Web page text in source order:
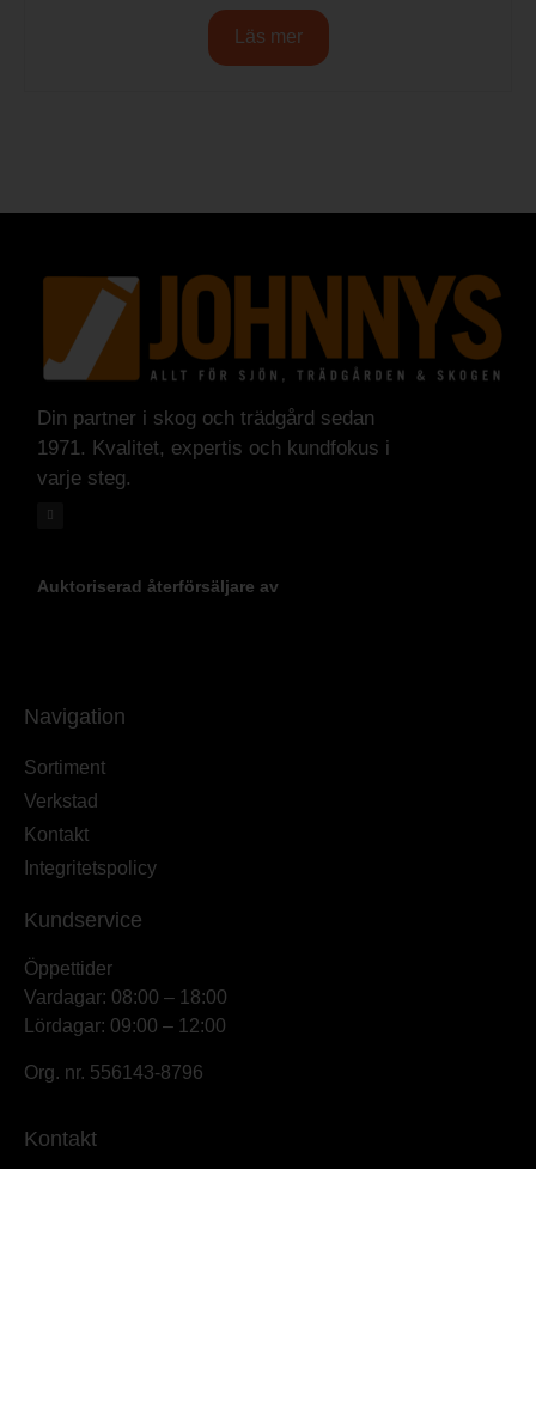
Läs mer
Din partner i skog och trädgård sedan
1971. Kvalitet, expertis och kundfokus i
varje steg.
Auktoriserad återförsäljare av
Navigation
Sortiment
Verkstad
Kontakt
Integritetspolicy
Kundservice
Öppettider
Vardagar: 08:00 – 18:00
Lördagar: 09:00 – 12:00
Org. nr. 556143-8796
Kontakt